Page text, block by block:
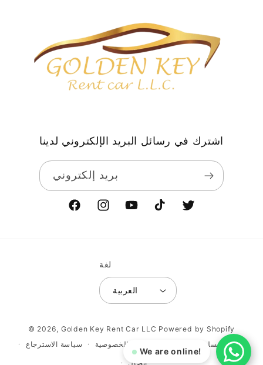
We are online!
اشترك في رسائل البريد الإلكتروني لدينا
بريد إلكتروني
FacebookInstagramYouTubeTikTok Twitter
لغة
العربية
© 2026, Golden Key Rent Car LLC Powered by Shopify
سياسة الاسترجاع
سياسة الخصوصية سياسة التسليم
اتصال